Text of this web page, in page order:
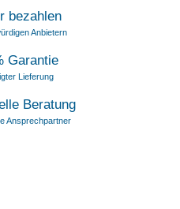
bezahlen
Anbietern
Garantie
Lieferung
Beratung
Ansprechpartner